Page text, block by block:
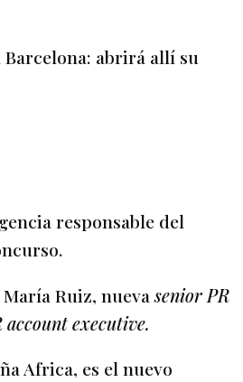
abrirá allí su
responsable del
María Ruiz, nuevasenior PR
account executive.
Africa, es el nuevo